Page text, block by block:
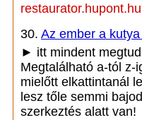
restaurator.hupont.hu
30. Az ember a
► itt mindent
Megtalálható a-tól z-
mielőtt elkattintanál
lesz tőle semmi
szerkeztés alatt van!